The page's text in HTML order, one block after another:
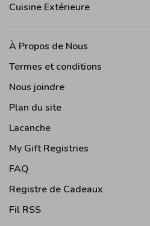
Cuisine Extérieure
À Propos de Nous
Termes et conditions
Nous joindre
Plan du site
Lacanche
My Gift Registries
FAQ
Registre de Cadeaux
Fil RSS